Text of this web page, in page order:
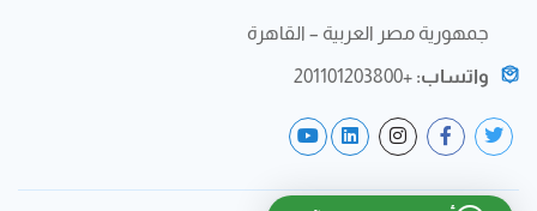
جمهورية مصر العربية – القاهرة
واتساب: +201101203800